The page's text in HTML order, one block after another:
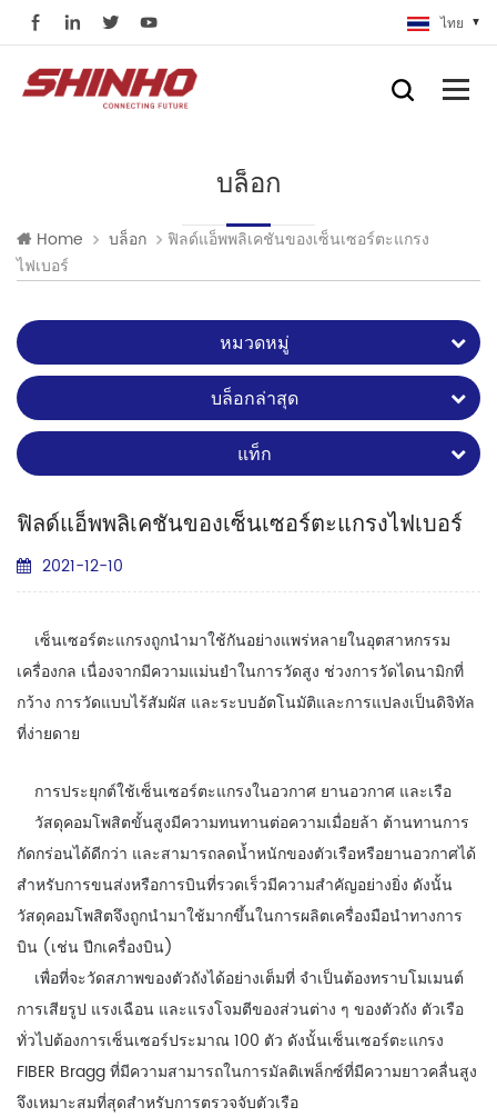
ไทย
บล็อก
Home บล็อก
ฟิลด์แอ็พพลิเคชันของเซ็นเซอร์ตะแกรง
ไฟเบอร์
หมวดหมู่
บล็อกล่าสุด
แท็ก
ฟิลด์แอ็พพลิเคชันของเซ็นเซอร์ตะแกรงไฟเบอร์
2021-12-10
เซ็นเซอร์ตะแกรงถูกนำมาใช้กันอย่างแพร่หลายในอุตสาหกรรม
เครื่องกล เนื่องจากมีความแม่นยำในการวัดสูง ช่วงการวัดไดนามิกที่
กว้าง การวัดแบบไร้สัมผัส และระบบอัตโนมัติและการแปลงเป็นดิจิทัล
ที่ง่ายดาย
การประยุกต์ใช้เซ็นเซอร์ตะแกรงในอวกาศ ยานอวกาศ และเรือ
วัสดุคอมโพสิตขั้นสูงมีความทนทานต่อความเมื่อยล้า ต้านทานการ
กัดกร่อนได้ดีกว่า และสามารถลดน้ำหนักของตัวเรือหรือยานอวกาศได้
สำหรับการขนส่งหรือการบินที่รวดเร็วมีความสำคัญอย่างยิ่ง ดังนั้น
วัสดุคอมโพสิตจึงถูกนำมาใช้มากขึ้นในการผลิตเครื่องมือนำทางการ
บิน (เช่น ปีกเครื่องบิน)
เพื่อที่จะวัดสภาพของตัวถังได้อย่างเต็มที่ จำเป็นต้องทราบโมเมนต์
การเสียรูป แรงเฉือน และแรงโจมตีของส่วนต่าง ๆ ของตัวถัง ตัวเรือ
ทั่วไปต้องการเซ็นเซอร์ประมาณ 100 ตัว ดังนั้นเซ็นเซอร์ตะแกรง
FIBER Bragg ที่มีความสามารถในการมัลติเพล็กซ์ที่มีความยาวคลื่นสูง
จึงเหมาะสมที่สุดสำหรับการตรวจจับตัวเรือ